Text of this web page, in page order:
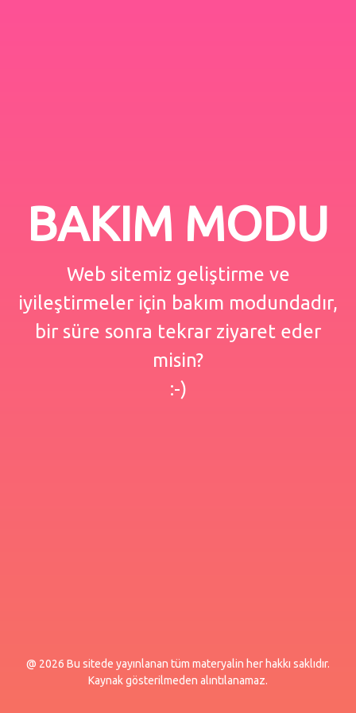
BAKIM MODU
Web sitemiz geliştirme ve
iyileştirmeler için bakım modundadır,
bir süre sonra tekrar ziyaret eder
misin?
:-)
@ 2026 Bu sitede yayınlanan tüm materyalin her hakkı saklıdır.
Kaynak gösterilmeden alıntılanamaz.